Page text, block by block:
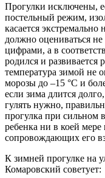
Прогулки исключены,
постельный режим,
касается экстремально
должно оцениваться
цифрами, а в
родился и развивается
температура зимой не
морозы до –15 °C и
если зима длится
гулять нужно,
прогулка при сильном
ребенка ни в коей мере
сопровождающих его
К зимней прогулке на
Комаровский советует: